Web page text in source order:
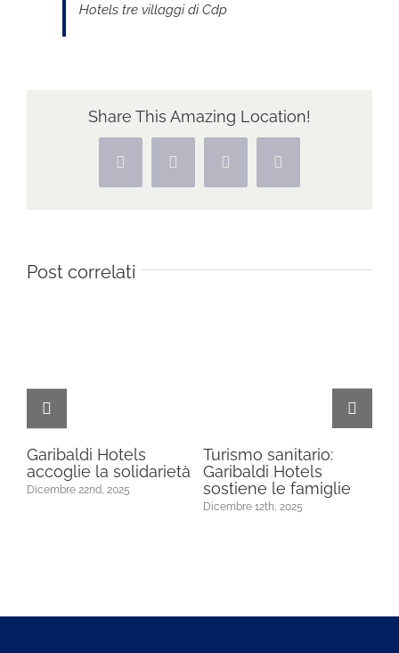
Hotels tre villaggi di Cdp
Share This Amazing Location!
Facebook
X PinterestVk
Post correlati
Garibaldi Hotels
accoglie la solidarietà
Dicembre 22nd, 2025
Turismo sanitario:
Garibaldi Hotels
sostiene le famiglie
Dicembre 12th, 2025